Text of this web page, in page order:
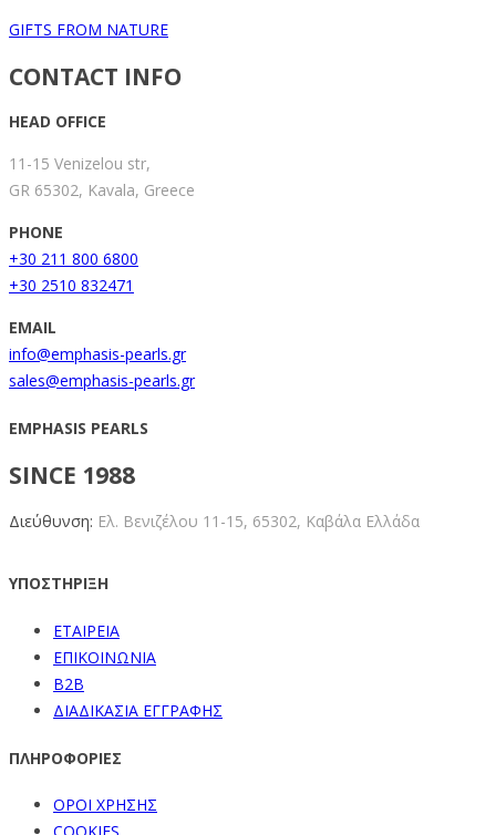
GIFTS FROM NATURE
CONTACT INFO
HEAD OFFICE
11-15 Venizelou str,
GR 65302, Kavala, Greece
PHONE
+30 211 800 6800
+30 2510 832471
EMAIL
info@emphasis-pearls.gr
sales@emphasis-pearls.gr
EMPHASIS PEARLS
SINCE 1988
Διεύθυνση: Ελ. Βενιζέλου 11-15, 65302, Καβάλα Ελλάδα
ΥΠΟΣΤΗΡΙΞΗ
ΕΤΑΙΡΕΙΑ
ΕΠΙΚΟΙΝΩΝΙΑ
B2B
ΔΙΑΔΙΚΑΣΙΑ ΕΓΓΡΑΦΗΣ
ΠΛΗΡΟΦΟΡΙΕΣ
ΟΡΟΙ ΧΡΗΣΗΣ